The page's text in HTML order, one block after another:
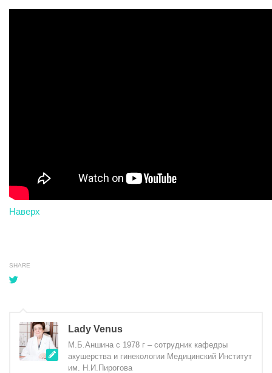
Наверх
SHARE
Lady Venus
М.Б.Аншина с 1978 г – сотрудник кафедры
акушерства и гинекологии Медицинский Институт
им. Н.И.Пирогова